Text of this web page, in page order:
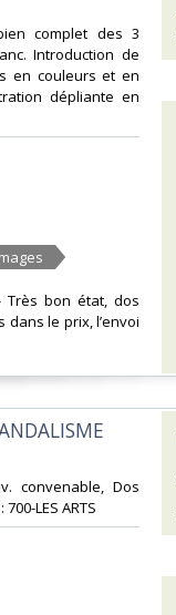
complet des 3
Introduction de
en couleurs et en
dépliante en
Très bon état, dos
le prix, l’envoi
convenable, Dos
LES ARTS‎